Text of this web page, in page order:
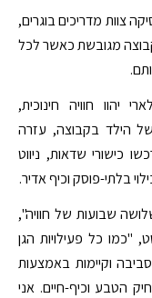
צוות מדריכים בוגרים,
מגובשת כאשר לכל
יהוו חוויה חינוכית,
הילד בקבוצה, עזרה
כישורי שדאות, ניווט
בלתי-פוסק וכיף אדיר.
שבועות של חוויה",
"כמו כל פעילויות הגן
וקיימות באמצעות
הטבע וכיף-חיים. אני